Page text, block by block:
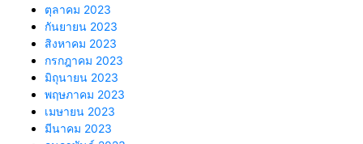
ตุลาคม 2023
กันยายน 2023
สิงหาคม 2023
กรกฎาคม 2023
มิถุนายน 2023
พฤษภาคม 2023
เมษายน 2023
มีนาคม 2023